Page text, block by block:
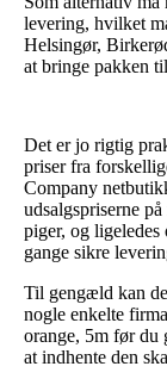
levering, hvilket
Helsingør,
at bringe pakken
Det er jo rigtig
priser fra
Company
udsalgspriserne
piger, og ligeledes
gange sikre
Til gengæld kan
nogle enkelte
orange, 5m før du
at indhente den